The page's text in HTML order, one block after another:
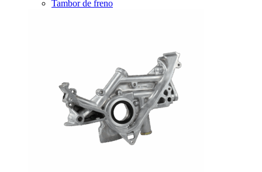
Tambor de freno